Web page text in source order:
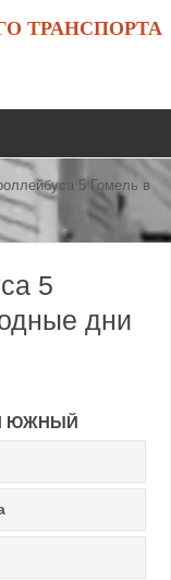
ТРАНСПОРТА
5 Гомель в
5
дни
ЮЖНЫЙ